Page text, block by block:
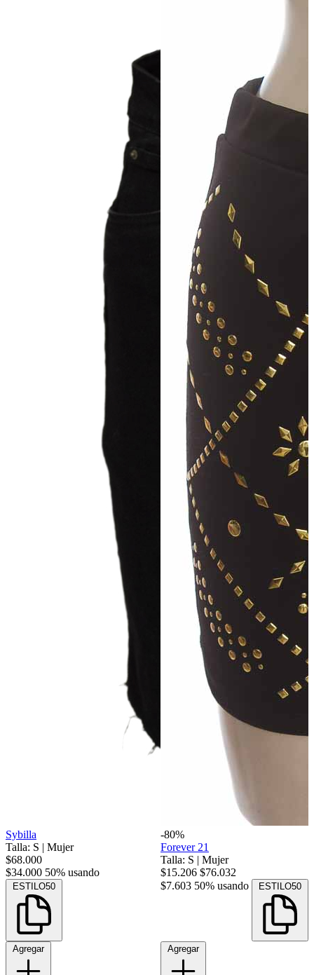
Sybilla
Talla: S | Mujer
$68.000
$34.000 50% usando
ESTILO50
Agregar
-80%
Forever 21
Talla: S | Mujer
$15.206 $76.032
$7.603 50% usando ESTILO50
Agregar